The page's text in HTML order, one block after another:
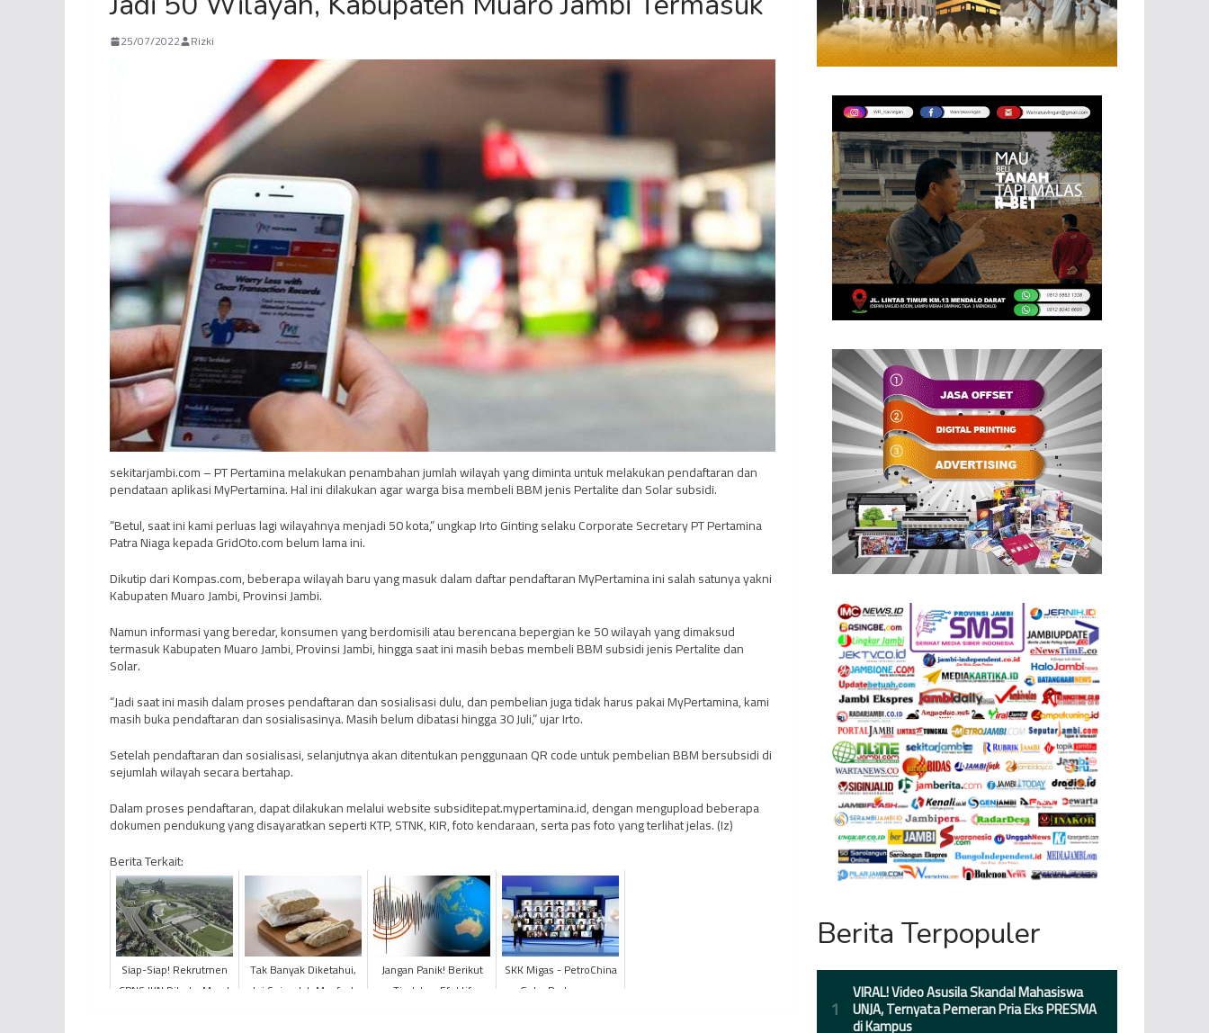
25/07/2022 Rizki
sekitarjambi.com – PT Pertamina melakukan penambahan jumlah wilayah yang diminta untuk melakukan pendaftaran dan
pendataan aplikasi MyPertamina. Hal ini dilakukan agar warga bisa membeli BBM jenis Pertalite dan Solar subsidi.
“Betul, saat ini kami perluas lagi wilayahnya menjadi 50 kota,” ungkap Irto Ginting selaku Corporate Secretary PT Pertamina
Patra Niaga kepada GridOto.com belum lama ini.
Dikutip dari Kompas.com, beberapa wilayah baru yang masuk dalam daftar pendaftaran MyPertamina ini salah satunya yakni
Kabupaten Muaro Jambi, Provinsi Jambi.
Namun informasi yang beredar, konsumen yang berdomisili atau berencana bepergian ke 50 wilayah yang dimaksud
termasuk Kabupaten Muaro Jambi, Provinsi Jambi, hingga saat ini masih bebas membeli BBM subsidi jenis Pertalite dan
Solar.
“Jadi saat ini masih dalam proses pendaftaran dan sosialisasi dulu, dan pembelian juga tidak harus pakai MyPertamina, kami
masih buka pendaftaran dan sosialisasinya. Masih belum dibatasi hingga 30 Juli,” ujar Irto.
Setelah pendaftaran dan sosialisasi, selanjutnya akan ditentukan penggunaan QR code untuk pembelian BBM bersubsidi di
sejumlah wilayah secara bertahap.
Dalam proses pendaftaran, dapat dilakukan melalui website subsiditepat.mypertamina.id, dengan mengupload beberapa
dokumen pendukung yang disayaratkan seperti KTP, STNK, KIR, foto kendaraan, serta pas foto yang terlihat jelas. (Iz)
Berita Terkait:
Siap-Siap! Rekrutmen
CPNS IKN Dibuka Maret
Tak Banyak Diketahui,
Ini Sejumlah Manfaat
Jangan Panik! Berikut
Tindakan Efektif
SKK Migas - PetroChina
Gelar Pertemuan
Berita Terpopuler